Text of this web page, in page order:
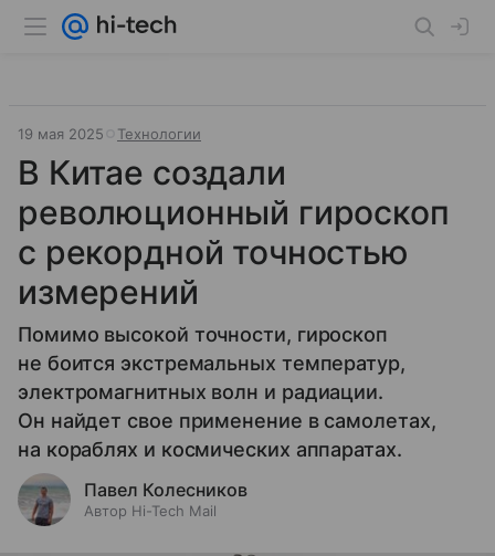
19 мая 2025 Технологии
В Китае создали
революционный гироскоп
с рекордной точностью
измерений
Помимо высокой точности, гироскоп
не боится экстремальных температур,
электромагнитных волн и радиации.
Он найдет свое применение в самолетах,
на кораблях и космических аппаратах.
Павел Колесников
Автор Hi-Tech Mail